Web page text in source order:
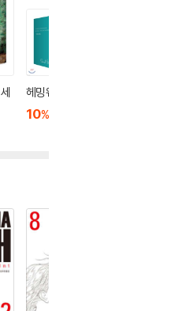
헤밍웨이 컬렉션 세트
10%